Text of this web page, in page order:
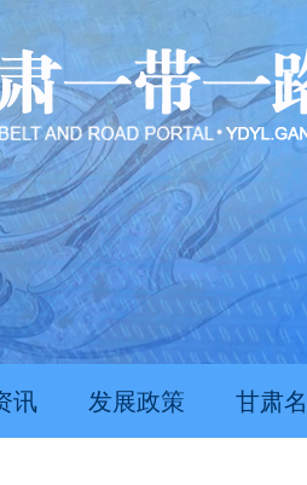
讯 发展政策 甘肃